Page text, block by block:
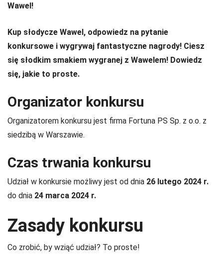
Wawel!
Kup słodycze Wawel, odpowiedz na pytanie
konkursowe i wygrywaj fantastyczne nagrody! Ciesz
się słodkim smakiem wygranej z Wawelem! Dowiedz
się, jakie to proste.
Organizator konkursu
Organizatorem konkursu jest firma Fortuna PS Sp. z o.o. z
siedzibą w Warszawie.
Czas trwania konkursu
Udział w konkursie możliwy jest od dnia 26 lutego 2024 r.
do dnia 24 marca 2024 r.
Zasady konkursu
Co zrobić, by wziąć udział? To proste!